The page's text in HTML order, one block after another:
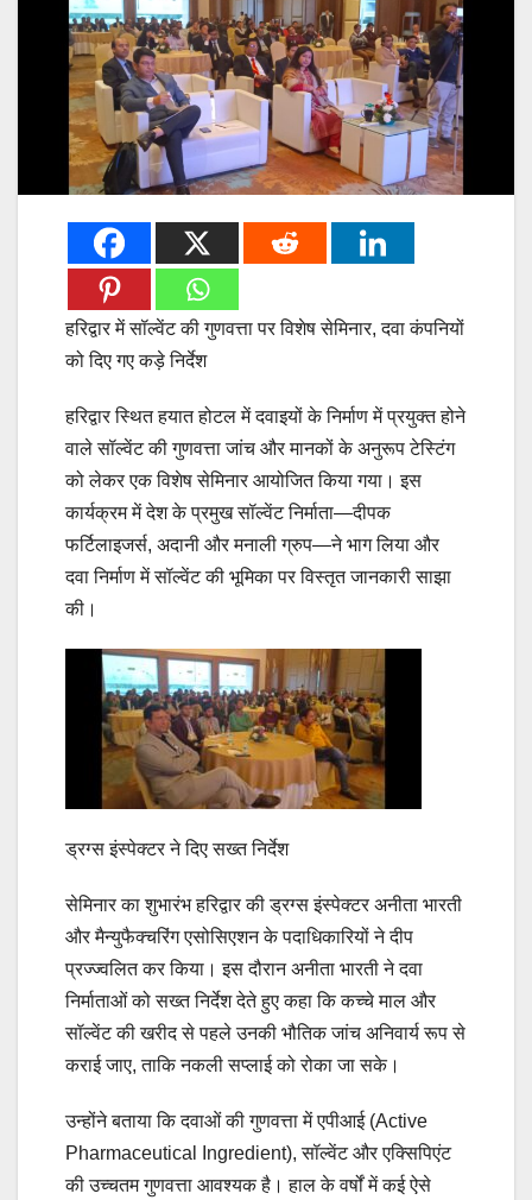
हरिद्वार में सॉल्वेंट की गुणवत्ता पर विशेष सेमिनार, दवा कंपनियों
को दिए गए कड़े निर्देश
हरिद्वार स्थित हयात होटल में दवाइयों के निर्माण में प्रयुक्त होने
वाले सॉल्वेंट की गुणवत्ता जांच और मानकों के अनुरूप टेस्टिंग
को लेकर एक विशेष सेमिनार आयोजित किया गया। इस
कार्यक्रम में देश के प्रमुख सॉल्वेंट निर्माता—दीपक
फर्टिलाइजर्स, अदानी और मनाली ग्रुप—ने भाग लिया और
दवा निर्माण में सॉल्वेंट की भूमिका पर विस्तृत जानकारी साझा
की।
ड्रग्स इंस्पेक्टर ने दिए सख्त निर्देश
सेमिनार का शुभारंभ हरिद्वार की ड्रग्स इंस्पेक्टर अनीता भारती
और मैन्युफैक्चरिंग एसोसिएशन के पदाधिकारियों ने दीप
प्रज्ज्वलित कर किया। इस दौरान अनीता भारती ने दवा
निर्माताओं को सख्त निर्देश देते हुए कहा कि कच्चे माल और
सॉल्वेंट की खरीद से पहले उनकी भौतिक जांच अनिवार्य रूप से
कराई जाए, ताकि नकली सप्लाई को रोका जा सके।
उन्होंने बताया कि दवाओं की गुणवत्ता में एपीआई (Active
Pharmaceutical Ingredient), सॉल्वेंट और एक्सिपिएंट
की उच्चतम गुणवत्ता आवश्यक है। हाल के वर्षों में कई ऐसे